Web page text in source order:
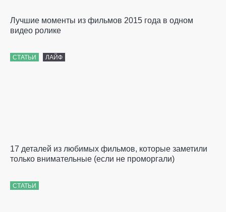
Лучшие моменты из фильмов 2015 года в одном
видео ролике
СТАТЬИ ЛАЙФ
17 деталей из любимых фильмов, которые заметили
только внимательные (если не проморгали)
СТАТЬИ